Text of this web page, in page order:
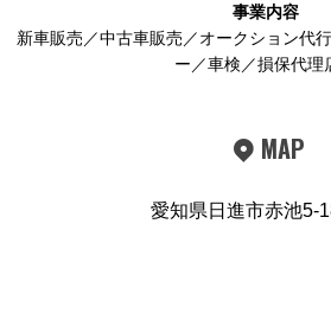
事業内容
新車販売／中古車販売／オークション代
ー／車検／損保代理
MAP
愛知県日進市赤池5-